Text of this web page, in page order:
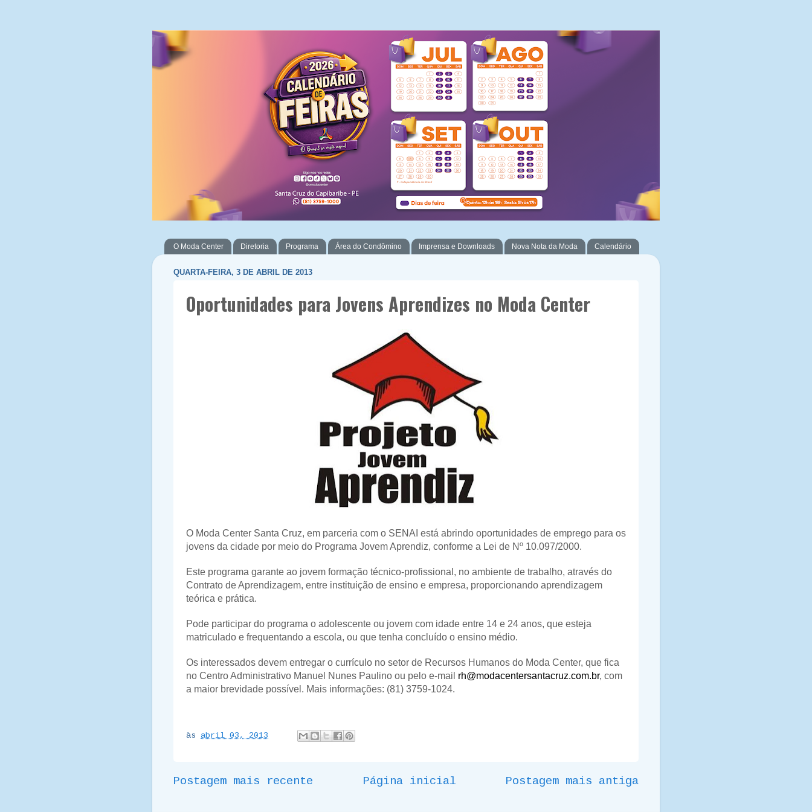
O Moda Center Diretoria Programa Área do Condômino Imprensa e Downloads Nova Nota da Moda Calendário
QUARTA-FEIRA, 3 DE ABRIL DE 2013
Oportunidades para Jovens Aprendizes no Moda Center
O Moda Center Santa Cruz, em parceria com o SENAI está abrindo oportunidades de emprego para os
jovens da cidade por meio do Programa Jovem Aprendiz, conforme a Lei de Nº 10.097/2000.
Este programa garante ao jovem formação técnico-profissional, no ambiente de trabalho, através do
Contrato de Aprendizagem, entre instituição de ensino e empresa, proporcionando aprendizagem
teórica e prática.
Pode participar do programa o adolescente ou jovem com idade entre 14 e 24 anos, que esteja
matriculado e frequentando a escola, ou que tenha concluído o ensino médio.
Os interessados devem entregar o currículo no setor de Recursos Humanos do Moda Center, que fica
no Centro Administrativo Manuel Nunes Paulino ou pelo e-mail rh@modacentersantacruz.com.br, com
a maior brevidade possível. Mais informações: (81) 3759-1024.
às abril 03, 2013
Postagem mais recente Postagem mais antiga
Página inicial